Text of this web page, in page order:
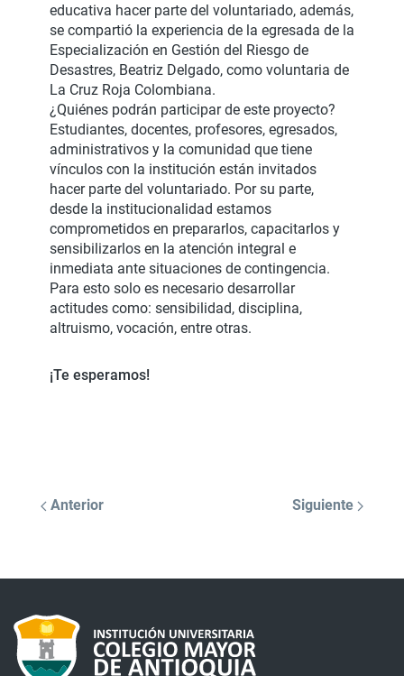
educativa hacer parte del voluntariado, además,
se compartió la experiencia de la egresada de la
Especialización en Gestión del Riesgo de
Desastres, Beatriz Delgado, como voluntaria de
La Cruz Roja Colombiana.
¿Quiénes podrán participar de este proyecto?
Estudiantes, docentes, profesores, egresados,
administrativos y la comunidad que tiene
vínculos con la institución están invitados
hacer parte del voluntariado. Por su parte,
desde la institucionalidad estamos
comprometidos en prepararlos, capacitarlos y
sensibilizarlos en la atención integral e
inmediata ante situaciones de contingencia.
Para esto solo es necesario desarrollar
actitudes como: sensibilidad, disciplina,
altruismo, vocación, entre otras.
¡Te esperamos!
Anterior Siguiente